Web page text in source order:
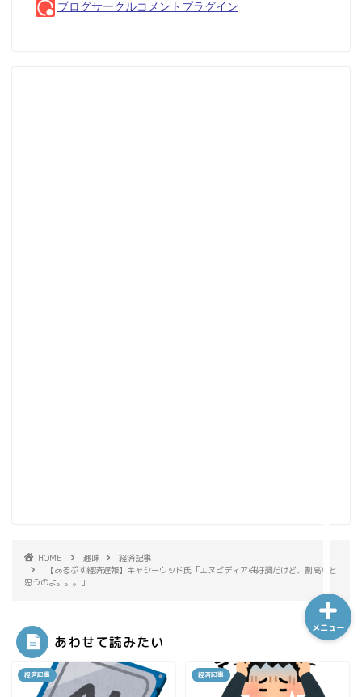
HOME 趣味
経済記事
【あるぷす経済遅報】キャシーウッド氏「エヌビディア株好調だけど、割高だと
思うのよ。。。」
あわせて読みたい
経済記事 経済記事
メニュー